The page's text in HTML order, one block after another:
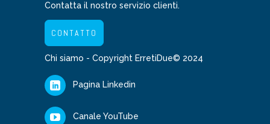
Contatta il nostro servizio clienti.
CONTATTO
Chi siamo - Copyright ErretiDue© 2024
Pagina Linkedin
Canale YouTube